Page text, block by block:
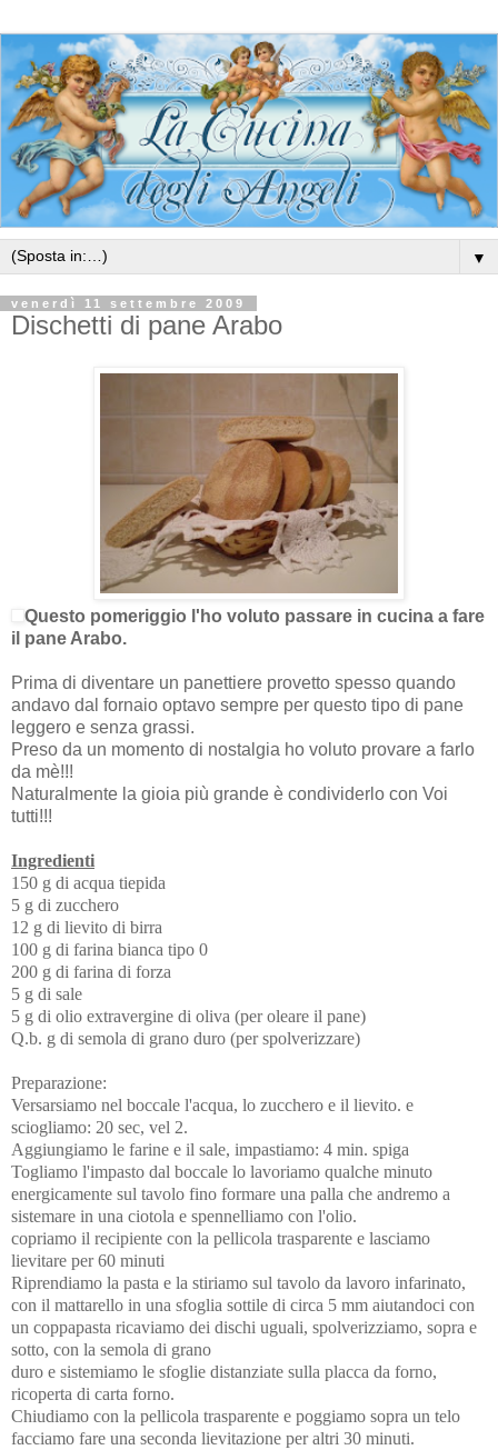
▼
venerdì 11 settembre 2009
Dischetti di pane Arabo
Questo pomeriggio l'ho voluto passare in cucina a fare
il pane Arabo.
Prima di diventare un panettiere provetto spesso quando
andavo dal fornaio optavo sempre per questo tipo di pane
leggero e senza grassi.
Preso da un momento di nostalgia ho voluto provare a farlo
da mè!!!
Naturalmente la gioia più grande è condividerlo con Voi
tutti!!!
Ingredienti
150 g di acqua tiepida
5 g di zucchero
12 g di lievito di birra
100 g di farina bianca tipo 0
200 g di farina di forza
5 g di sale
5 g di olio extravergine di oliva (per oleare il pane)
Q.b. g di semola di grano duro (per spolverizzare)
Preparazione:
Versarsiamo nel boccale l'acqua, lo zucchero e il lievito. e
sciogliamo: 20 sec, vel 2.
Aggiungiamo le farine e il sale, impastiamo: 4 min. spiga
Togliamo l'impasto dal boccale lo lavoriamo qualche minuto
energicamente sul tavolo fino formare una palla che andremo a
sistemare in una ciotola e spennelliamo con l'olio.
copriamo il recipiente con la pellicola trasparente e lasciamo
lievitare per 60 minuti
Riprendiamo la pasta e la stiriamo sul tavolo da lavoro infarinato,
con il mattarello in una sfoglia sottile di circa 5 mm aiutandoci con
un coppapasta ricaviamo dei dischi uguali, spolverizziamo, sopra e
sotto, con la semola di grano
duro e sistemiamo le sfoglie distanziate sulla placca da forno,
ricoperta di carta forno.
Chiudiamo con la pellicola trasparente e poggiamo sopra un telo
facciamo fare una seconda lievitazione per altri 30 minuti.